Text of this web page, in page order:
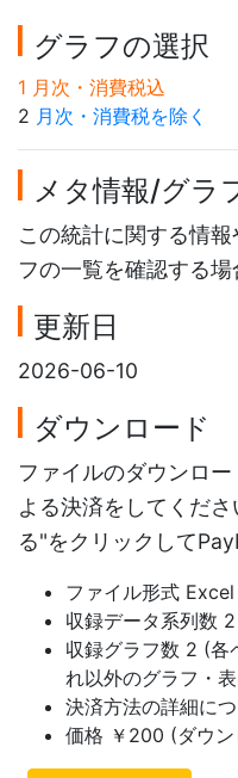
グラフの選択
1 月次・消費税込
2 月次・消費税を除く
メタ情報/グラ
この統計に関する情
フの一覧を確認する場
更新日
2026-06-10
ダウンロード
ファイルのダウンロ
よる決済をしてくだ
る"をクリックして
ファイル形式
収録データ系列数 2
収録グラフ数 2 (各
れ以外のグラフ・
決済方法の詳細に
価格 ￥200 (ダウ